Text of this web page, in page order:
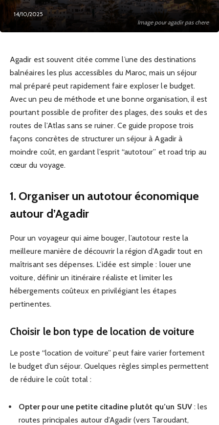
Image pour agadir pas chere
14/10/2025
Agadir est souvent citée comme l’une des destinations
balnéaires les plus accessibles du Maroc, mais un séjour
mal préparé peut rapidement faire exploser le budget.
Avec un peu de méthode et une bonne organisation, il est
pourtant possible de profiter des plages, des souks et des
routes de l’Atlas sans se ruiner. Ce guide propose trois
façons concrètes de structurer un séjour à Agadir à
moindre coût, en gardant l’esprit “autotour” et road trip au
cœur du voyage.
1. Organiser un autotour économique
autour d’Agadir
Pour un voyageur qui aime bouger, l’autotour reste la
meilleure manière de découvrir la région d’Agadir tout en
maîtrisant ses dépenses. L’idée est simple : louer une
voiture, définir un itinéraire réaliste et limiter les
hébergements coûteux en privilégiant les étapes
pertinentes.
Choisir le bon type de location de voiture
Le poste “location de voiture” peut faire varier fortement
le budget d’un séjour. Quelques règles simples permettent
de réduire le coût total :
Opter pour une petite citadine plutôt qu’un SUV: les
routes principales autour d’Agadir (vers Taroudant,